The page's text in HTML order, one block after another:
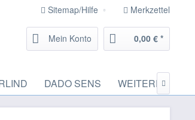
Sitemap/Hilfe Merkzettel
Mein Konto 0,00 € *
DADO SENS WEITERE